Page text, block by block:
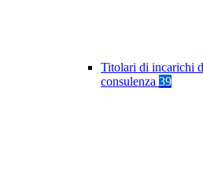
Titolari di incarichi
consulenza 39